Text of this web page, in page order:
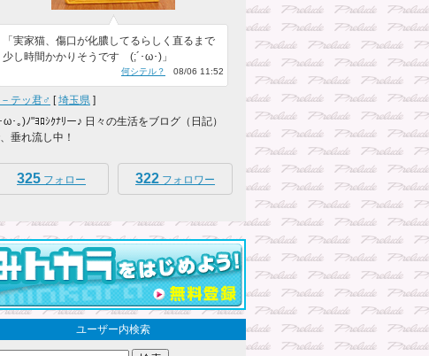
「実家猫、傷口が化膿してるらしく直るまで
少し時間かかりそうです (;´･ω･)」
何シテル？ 08/06 11:52
－テッ君♂ [埼玉県 ]
ω･｡)ﾉ"ﾖﾛｼｸﾅﾘー♪ 日々の生活をブログ（日記）
垂れ流し中！
325 フォロー 322 フォロワー
ユーザー内検索